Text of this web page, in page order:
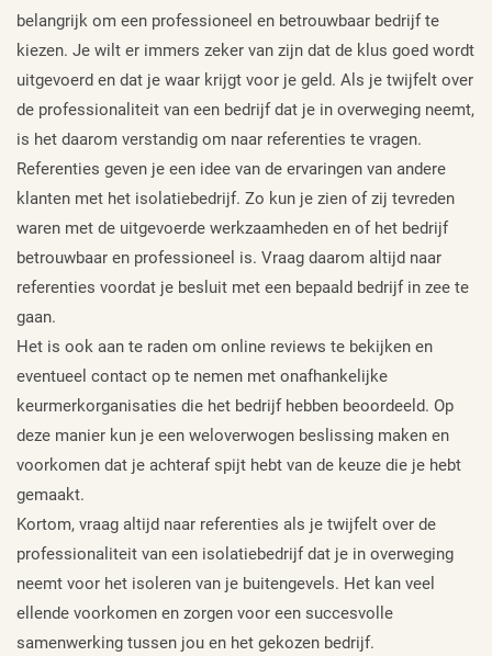
belangrijk om een professioneel en betrouwbaar bedrijf te
kiezen. Je wilt er immers zeker van zijn dat de klus goed wordt
uitgevoerd en dat je waar krijgt voor je geld. Als je twijfelt over
de professionaliteit van een bedrijf dat je in overweging neemt,
is het daarom verstandig om naar referenties te vragen.
Referenties geven je een idee van de ervaringen van andere
klanten met het isolatiebedrijf. Zo kun je zien of zij tevreden
waren met de uitgevoerde werkzaamheden en of het bedrijf
betrouwbaar en professioneel is. Vraag daarom altijd naar
referenties voordat je besluit met een bepaald bedrijf in zee te
gaan.
Het is ook aan te raden om online reviews te bekijken en
eventueel contact op te nemen met onafhankelijke
keurmerkorganisaties die het bedrijf hebben beoordeeld. Op
deze manier kun je een weloverwogen beslissing maken en
voorkomen dat je achteraf spijt hebt van de keuze die je hebt
gemaakt.
Kortom, vraag altijd naar referenties als je twijfelt over de
professionaliteit van een isolatiebedrijf dat je in overweging
neemt voor het isoleren van je buitengevels. Het kan veel
ellende voorkomen en zorgen voor een succesvolle
samenwerking tussen jou en het gekozen bedrijf.